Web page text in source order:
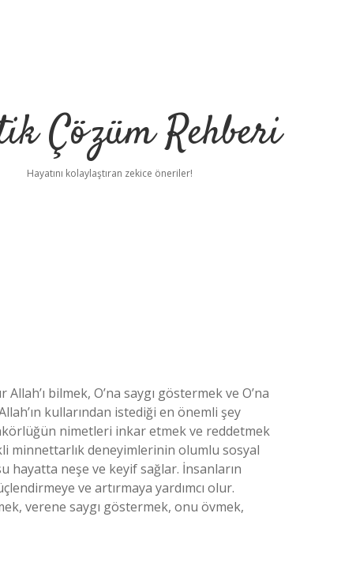
Çözüm Rehberi
Hayatını kolaylaştıran zekice öneriler!
bilmek, O’na saygı göstermek ve O’na
kullarından istediği en önemli şey
nimetleri inkar etmek ve reddetmek
minnettarlık deneyimlerinin olumlu sosyal
hayatta neşe ve keyif sağlar. İnsanların
ve artırmaya yardımcı olur.
verene saygı göstermek, onu övmek,